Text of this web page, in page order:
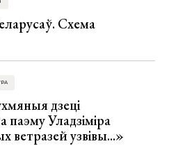
Схема
дзеці
паэму Уладзіміра
ветразей узвівы...»